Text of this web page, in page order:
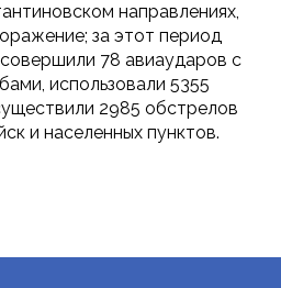
направлениях,
за этот период
78 авиаударов с
использовали 5355
2985 обстрелов
и населенных пунктов.